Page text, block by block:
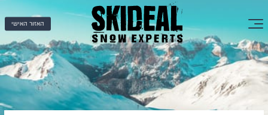
האזור האישי